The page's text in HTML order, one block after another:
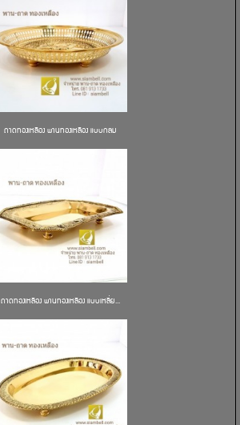
ถาดทองเหลือง พานทองเหลือง แบบกลม
ถาดทองเหลือง พานทองเหลือง แบบเหลี่ย...